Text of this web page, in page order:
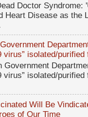
Doctor
Heart Disease as the
virus” isolated/
Government
virus” isolated/
Will Be
of Our Time